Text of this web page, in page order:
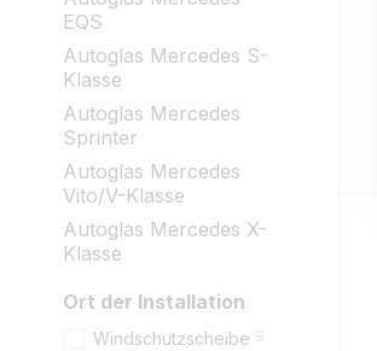
EQS
Autoglas Mercedes S-
Klasse
Autoglas Mercedes
Sprinter
Autoglas Mercedes
Vito/V-Klasse
Autoglas Mercedes X-
Klasse
Ort der Installation
Windschutzscheibe 9